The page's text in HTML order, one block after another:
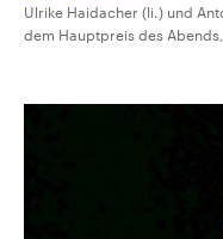
Ulrike Haidacher (li.) und
dem Hauptpreis des